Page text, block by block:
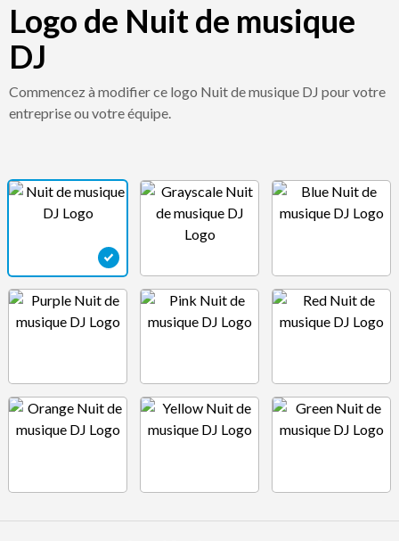
Logo de Nuit de musique
DJ
Commencez à modifier ce logo Nuit de musique DJ pour votre
entreprise ou votre équipe.